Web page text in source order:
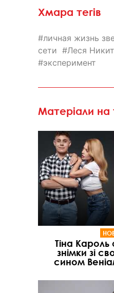
Хмара тегів
личная жизнь
сети
Леся
эксперимент
Матеріали на
Тіна Кароль
знімки зі
сином